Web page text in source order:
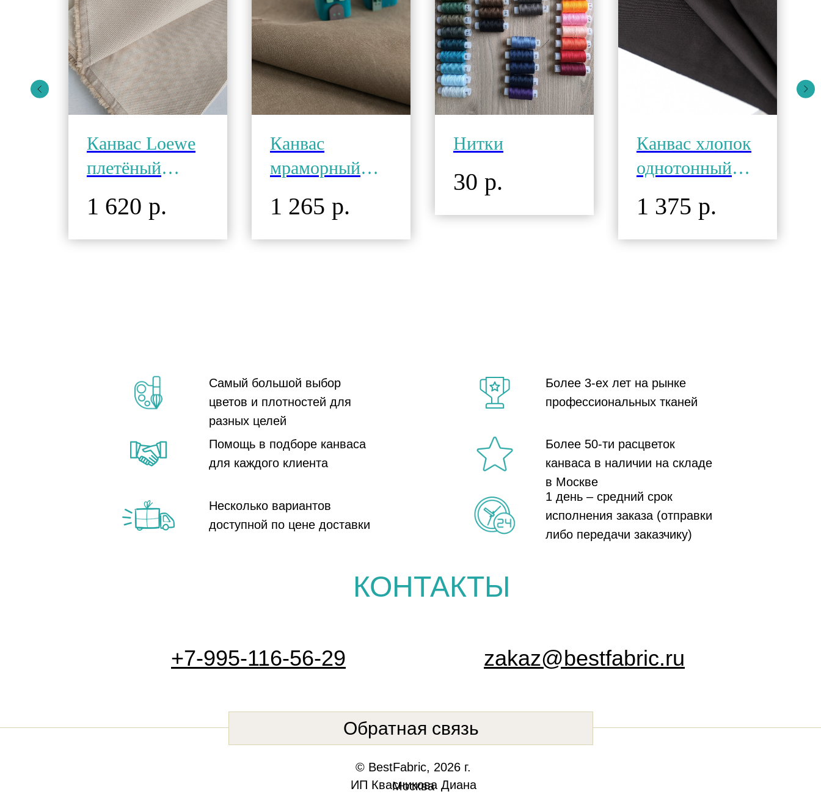
Канвас Loewe
плетёный
1 620 р.
Канвас
мраморный
плотности
Хаки хлопок
1 265 р.
Нитки
30 р.
Канвас хлопок
однотонный
Зерно 500г\18
унц
1 375 р.
Обратная связь
zakaz@bestfabric.ru
© BestFabric, 2026 г.
Москва
ИП Квасникова Диана
+7-995-116-56-29
КОНТАКТЫ
Самый большой выбор
цветов и плотностей для
разных целей
Помощь в подборе канваса
для каждого клиента
Несколько вариантов
доступной по цене доставки
Более 3-ех лет на рынке
профессиональных тканей
Более 50-ти расцветок
канваса в наличии на складе
в Москве
1 день – средний срок
исполнения заказа (отправки
либо передачи заказчику)